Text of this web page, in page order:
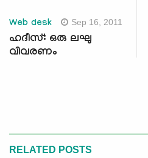
Web desk Sep 16, 2011
ഹദീസ്: ഒരു ലഘു
വിവരണം
RELATED POSTS